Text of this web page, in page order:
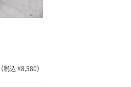
（税込 ¥8,580）